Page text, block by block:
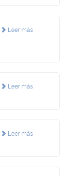
Leer más
Leer más
Leer más